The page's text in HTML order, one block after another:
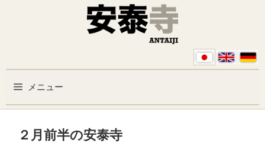
コンテンツへスキップ
メニュー
２月前半の安泰寺